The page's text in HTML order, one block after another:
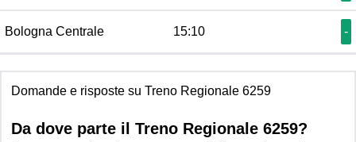
Bologna Centrale 15:10 -
Domande e risposte su Treno Regionale 6259
Da dove parte il Treno Regionale 6259?